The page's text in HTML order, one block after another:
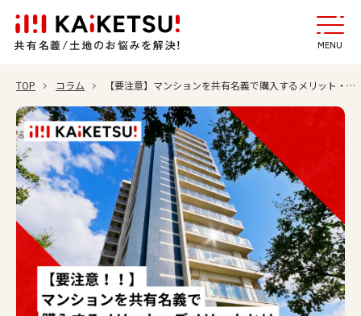
MENU
TOP コラム 【要注意】マンションを共有名義で購入するメリット・デメリットとは